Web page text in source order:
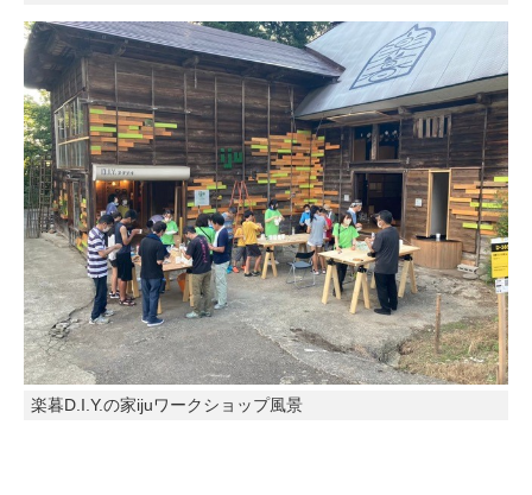
楽暮D.I.Y.の家ijuワークショップ風景